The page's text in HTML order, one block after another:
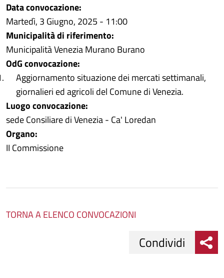
Whatsapp
Data convocazione:
Martedì, 3 Giugno, 2025 - 11:00
Municipalità di riferimento:
Municipalità Venezia Murano Burano
OdG convocazione:
Aggiornamento situazione dei mercati settimanali,
giornalieri ed agricoli del Comune di Venezia.
Luogo convocazione:
sede Consiliare di Venezia - Ca' Loredan
Organo:
II Commissione
TORNA A ELENCO CONVOCAZIONI
Condividi